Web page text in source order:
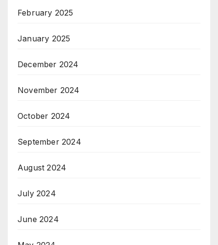
February 2025
January 2025
December 2024
November 2024
October 2024
September 2024
August 2024
July 2024
June 2024